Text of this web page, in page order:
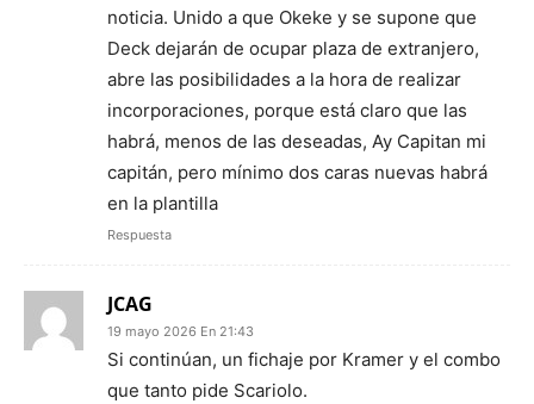
noticia. Unido a que Okeke y se supone que
Deck dejarán de ocupar plaza de extranjero,
abre las posibilidades a la hora de realizar
incorporaciones, porque está claro que las
habrá, menos de las deseadas, Ay Capitan mi
capitán, pero mínimo dos caras nuevas habrá
en la plantilla
Respuesta
JCAG
19 mayo 2026 En 21:43
Si continúan, un fichaje por Kramer y el combo
que tanto pide Scariolo.